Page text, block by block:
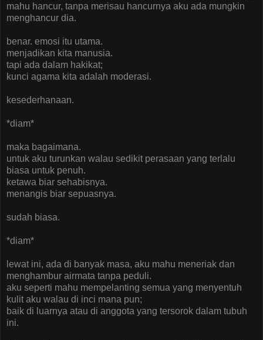
mahu hancur, tanpa merisau hancurnya aku ada mungkin
menghancur dia.
benar. emosi itu utama.
menjadikan kita manusia.
tapi ada dalam hakikat;
kunci agama kita adalah moderasi.
kesederhanaan.
*diam*
maka bagaimana.
untuk aku turunkan walau sedikit perasaan yang terlalu
biasa untuk penuh.
ketawa biar sehabisnya.
menangis biar sepuasnya.
sudah biasa.
*diam*
lewat ini, ada di banyak masa, aku mahu meneriak dan
menghambur airmata tanpa peduli.
aku seperti mahu mempelanting semua yang menyentuh
kulit aku walau di inci mana pun;
baik di luarnya atau di anggota yang tersorok dalam tubuh
ini.